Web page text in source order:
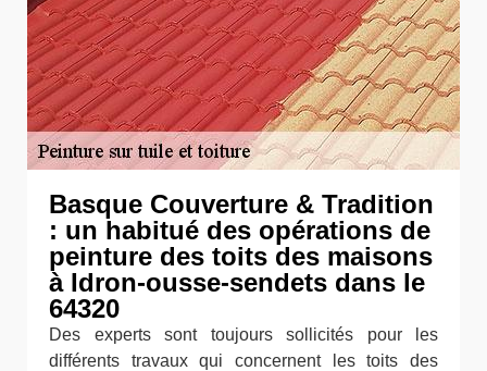
Basque Couverture & Tradition
: un habitué des opérations de
peinture des toits des maisons
à Idron-ousse-sendets dans le
64320
Des experts sont toujours sollicités pour les
différents travaux qui concernent les toits des